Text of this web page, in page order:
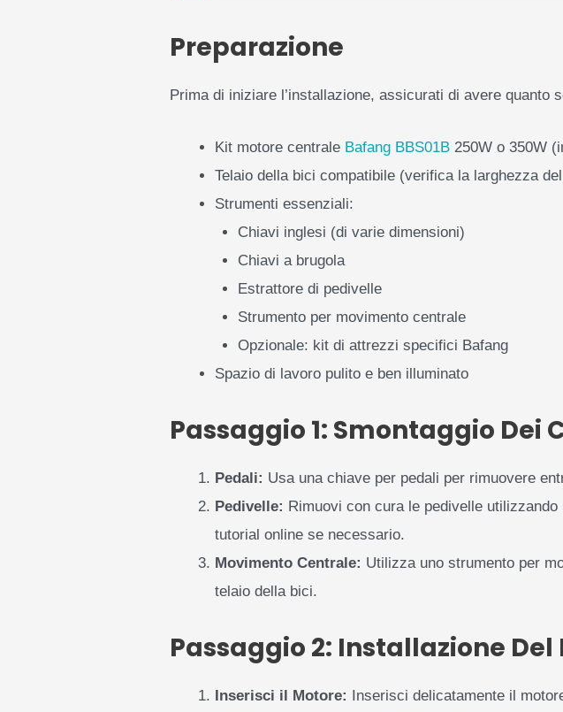
Preparazione
Prima di iniziare l’installazione, assicurati di avere quanto
Kit motore centrale Bafang BBS01B 250W o 350W
Telaio della bici compatibile (verifica la larghezza
Strumenti essenziali:
Chiavi inglesi (di varie dimensioni)
Chiavi a brugola
Estrattore di pedivelle
Strumento per movimento centrale
Opzionale: kit di attrezzi specifici Bafang
Spazio di lavoro pulito e ben illuminato
Passaggio 1: Smontaggio Dei
Pedali: Usa una chiave per pedali per rimuovere
Pedivelle: Rimuovi con cura le pedivelle
tutorial online se necessario.
Movimento Centrale: Utilizza uno strumento per
telaio della bici.
Passaggio 2: Installazione Del
Inserisci il Motore: Inserisci delicatamente il